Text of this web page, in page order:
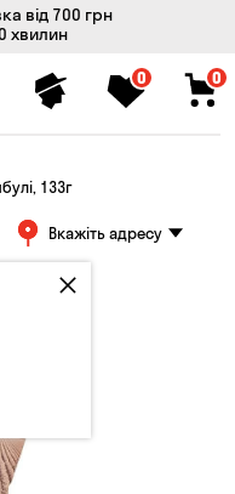
від 700 грн
хвилин
0 0
133г
Вкажіть адресу